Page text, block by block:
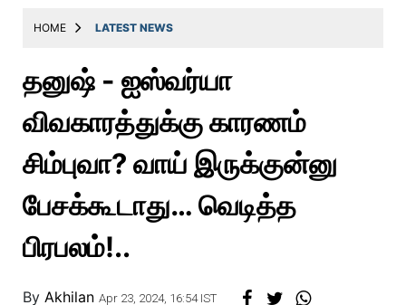
Latest
Throwback
Television
Reviews
Story
HOME LATEST NEWS
தனுஷ் - ஐஸ்வர்யா
விவகாரத்துக்கு காரணம்
சிம்புவா? வாய் இருக்குன்னு
பேசக்கூடாது… வெடித்த
பிரபலம்!..
By Akhilan Apr 23, 2024, 16:54 IST